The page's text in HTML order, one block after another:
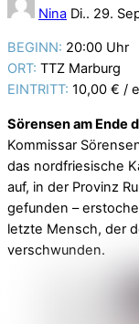
Nina Di.. 29.
BEGINN: 20:00 Uhr
ORT: TTZ Marburg
EINTRITT: 10,00 € /
Sörensen am Ende
Kommissar
das nordfriesische
auf, in der Provinz
gefunden –
letzte Mensch, der
verschwunden.